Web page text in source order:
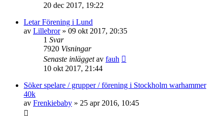
20 dec 2017, 19:22
Letar Förening i Lund
av Lillebror» 09 okt 2017, 20:35
1 Svar
7920 Visningar
Senaste inläggetav fauh
10 okt 2017, 21:44
Söker spelare / grupper / förening i Stockholm warhammer
40k
av Frenkiebaby » 25 apr 2016, 10:45